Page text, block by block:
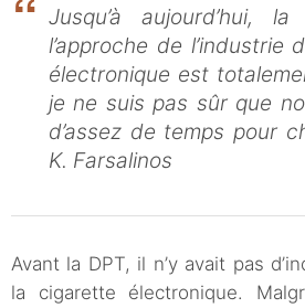
Jusqu’à aujourd’hui,
l’approche de l’industrie
électronique est
je ne suis pas sûr que
d’assez de temps pour
K. Farsalinos
Avant la DPT, il n’y avait pas
la cigarette électronique.